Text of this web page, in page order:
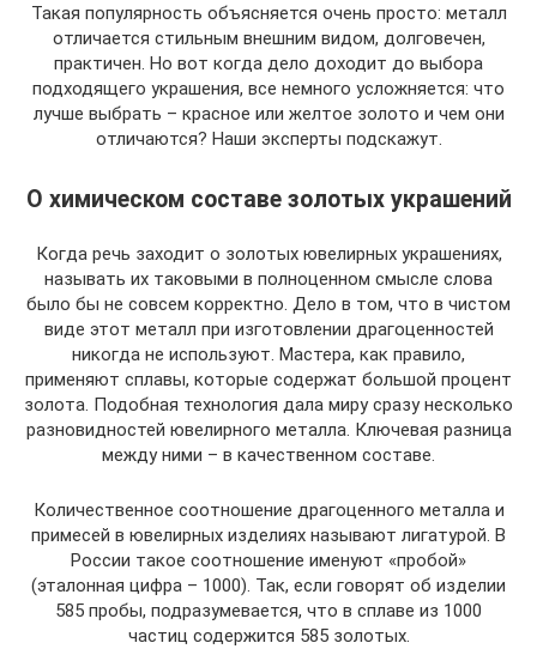
Такая популярность объясняется очень просто: металл
отличается стильным внешним видом, долговечен,
практичен. Но вот когда дело доходит до выбора
подходящего украшения, все немного усложняется: что
лучше выбрать – красное или желтое золото и чем они
отличаются? Наши эксперты подскажут.
О химическом составе золотых украшений
Когда речь заходит о золотых ювелирных украшениях,
называть их таковыми в полноценном смысле слова
было бы не совсем корректно. Дело в том, что в чистом
виде этот металл при изготовлении драгоценностей
никогда не используют. Мастера, как правило,
применяют сплавы, которые содержат большой процент
золота. Подобная технология дала миру сразу несколько
разновидностей ювелирного металла. Ключевая разница
между ними – в качественном составе.
Количественное соотношение драгоценного металла и
примесей в ювелирных изделиях называют лигатурой. В
России такое соотношение именуют «пробой»
(эталонная цифра – 1000). Так, если говорят об изделии
585 пробы, подразумевается, что в сплаве из 1000
частиц содержится 585 золотых.